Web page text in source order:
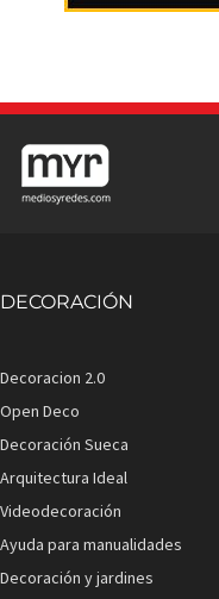
DECORACIÓN
Decoracion 2.0
Open Deco
Decoración Sueca
Arquitectura Ideal
Videodecoración
Ayuda para manualidades
Decoración y jardines